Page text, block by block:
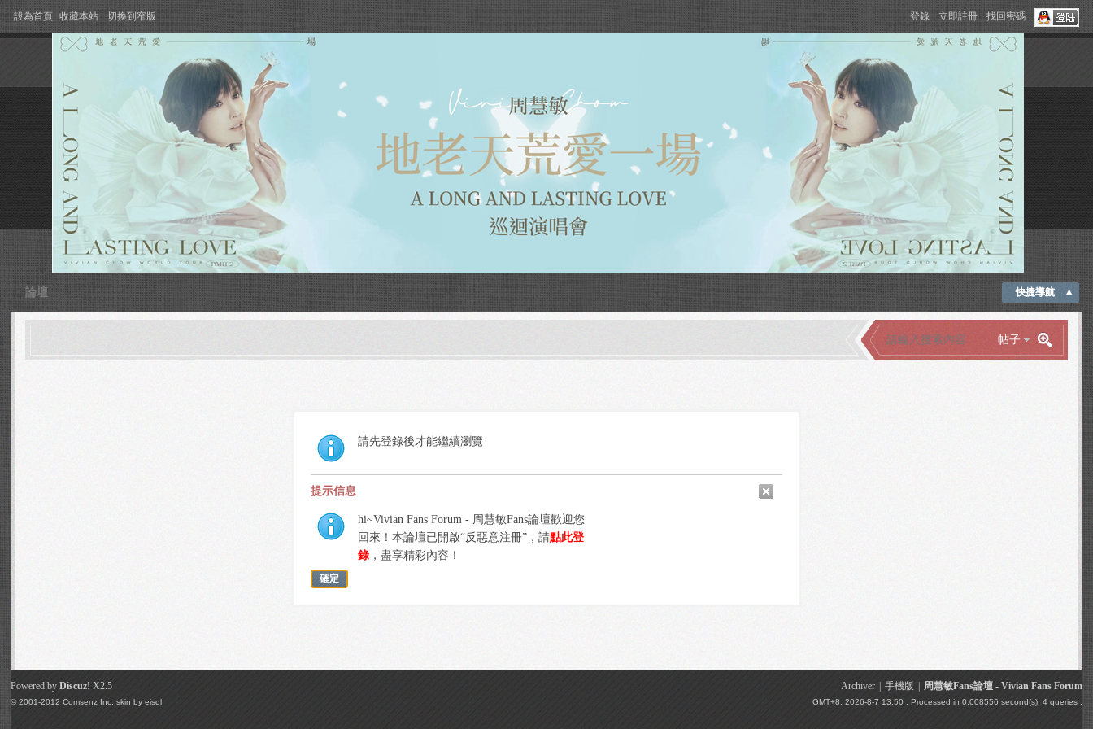
設為首頁 收藏本站 切換到窄版 登錄 立即註冊 找回密碼
快捷導航
論壇
帖子
請先登錄後才能繼續瀏覽
提示信息
hi~Vivian Fans Forum - 周慧敏Fans論壇歡迎您
回來！本論壇已開啟“反惡意注冊”，請點此登
錄，盡享精彩內容！
確定
Archiver 手機版 周慧敏Fans論壇 - Vivian Fans Forum
GMT+8, 2026-8-7 13:50, Processed in 0.008556 second(s), 4 queries .
Powered byDiscuz! X2.5
© 2001-2012Comsenz Inc. skin byeisdl